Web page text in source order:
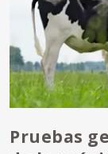
Pruebas